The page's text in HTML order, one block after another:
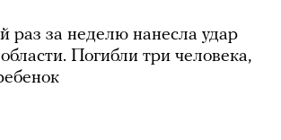
раз за неделю нанесла удар
Погибли три человека,